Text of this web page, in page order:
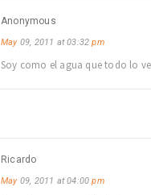
Anonymous
May09, 2011 at 03:32pm
Soy como el agua que todo lo
Ricardo
May09, 2011 at 04:00pm